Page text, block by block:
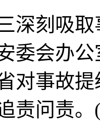
刻吸取
委会办
对事故
责问责。